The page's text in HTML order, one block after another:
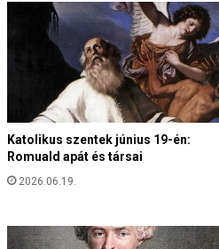
z
é
s
a
z
e
g
y
h
a
Katolikus szentek június 19-én:
Romuald apát és társai
2026.06.19.